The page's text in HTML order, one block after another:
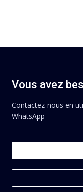
Vous avez
Contactez-nous en
WhatsApp